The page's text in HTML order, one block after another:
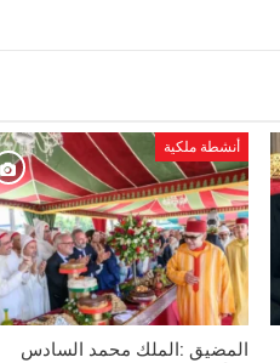
أنشطة ملكية
المضيق :الملك محمد السادس